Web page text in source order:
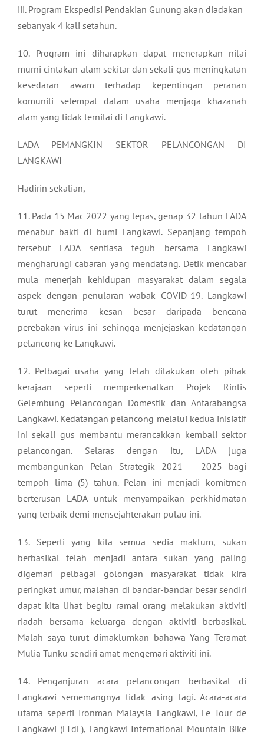
iii. Program Ekspedisi Pendakian Gunung akan diadakan
sebanyak 4 kali setahun.
10. Program ini diharapkan dapat menerapkan nilai
murni cintakan alam sekitar dan sekali gus meningkatan
kesedaran awam terhadap kepentingan peranan
komuniti setempat dalam usaha menjaga khazanah
alam yang tidak ternilai di Langkawi.
LADA PEMANGKIN SEKTOR PELANCONGAN DI
LANGKAWI
Hadirin sekalian,
11. Pada 15 Mac 2022 yang lepas, genap 32 tahun LADA
menabur bakti di bumi Langkawi. Sepanjang tempoh
tersebut LADA sentiasa teguh bersama Langkawi
mengharungi cabaran yang mendatang. Detik mencabar
mula menerjah kehidupan masyarakat dalam segala
aspek dengan penularan wabak COVID-19. Langkawi
turut menerima kesan besar daripada bencana
perebakan virus ini sehingga menjejaskan kedatangan
pelancong ke Langkawi.
12. Pelbagai usaha yang telah dilakukan oleh pihak
kerajaan seperti memperkenalkan Projek Rintis
Gelembung Pelancongan Domestik dan Antarabangsa
Langkawi. Kedatangan pelancong melalui kedua inisiatif
ini sekali gus membantu merancakkan kembali sektor
pelancongan. Selaras dengan itu, LADA juga
membangunkan Pelan Strategik 2021 – 2025 bagi
tempoh lima (5) tahun. Pelan ini menjadi komitmen
berterusan LADA untuk menyampaikan perkhidmatan
yang terbaik demi mensejahterakan pulau ini.
13. Seperti yang kita semua sedia maklum, sukan
berbasikal telah menjadi antara sukan yang paling
digemari pelbagai golongan masyarakat tidak kira
peringkat umur, malahan di bandar-bandar besar sendiri
dapat kita lihat begitu ramai orang melakukan aktiviti
riadah bersama keluarga dengan aktiviti berbasikal.
Malah saya turut dimaklumkan bahawa Yang Teramat
Mulia Tunku sendiri amat mengemari aktiviti ini.
14. Penganjuran acara pelancongan berbasikal di
Langkawi sememangnya tidak asing lagi. Acara-acara
utama seperti Ironman Malaysia Langkawi, Le Tour de
Langkawi (LTdL), Langkawi International Mountain Bike